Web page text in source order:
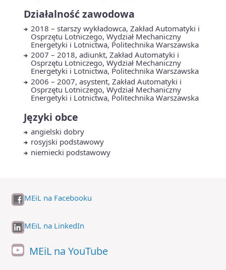
Działalność zawodowa
2018 – starszy wykładowca, Zakład Automatyki i
Osprzętu Lotniczego, Wydział Mechaniczny
Energetyki i Lotnictwa, Politechnika Warszawska
2007 – 2018, adiunkt, Zakład Automatyki i
Osprzętu Lotniczego, Wydział Mechaniczny
Energetyki i Lotnictwa, Politechnika Warszawska
2006 – 2007, asystent, Zakład Automatyki i
Osprzętu Lotniczego, Wydział Mechaniczny
Energetyki i Lotnictwa, Politechnika Warszawska
Języki obce
angielski dobry
rosyjski podstawowy
niemiecki podstawowy
MEiL na Facebooku
MEiL na LinkedIn
MEiL na YouTube